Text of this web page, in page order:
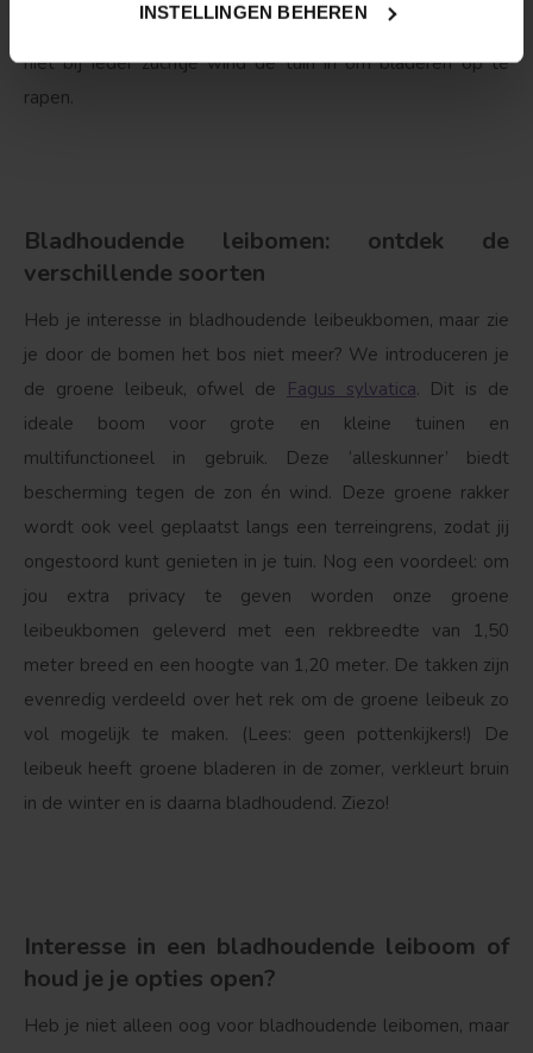
INSTELLINGEN BEHEREN
variant. Natuurlijk is deze leibeuk bladhoudend. Je hoeft dus
niet bij ieder zuchtje wind de tuin in om bladeren op te
rapen.
Bladhoudende leibomen: ontdek de
verschillende soorten
Heb je interesse in bladhoudende leibeukbomen, maar zie
je door de bomen het bos niet meer? We introduceren je
de groene leibeuk, ofwel de Fagus sylvatica. Dit is de
ideale boom voor grote en kleine tuinen en
multifunctioneel in gebruik. Deze ‘alleskunner’ biedt
bescherming tegen de zon én wind. Deze groene rakker
wordt ook veel geplaatst langs een terreingrens, zodat jij
ongestoord kunt genieten in je tuin. Nog een voordeel: om
jou extra privacy te geven worden onze groene
leibeukbomen geleverd met een rekbreedte van 1,50
meter breed en een hoogte van 1,20 meter. De takken zijn
evenredig verdeeld over het rek om de groene leibeuk zo
vol mogelijk te maken. (Lees: geen pottenkijkers!) De
leibeuk heeft groene bladeren in de zomer, verkleurt bruin
in de winter en is daarna bladhoudend. Ziezo!
Interesse in een bladhoudende leiboom of
houd je je opties open?
Heb je niet alleen oog voor bladhoudende leibomen, maar